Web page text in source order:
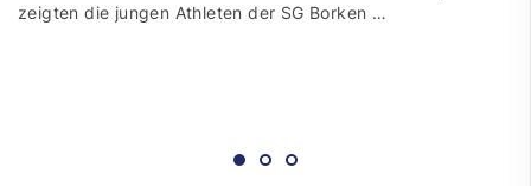
zeigten die jungen Athleten der SG Borken …